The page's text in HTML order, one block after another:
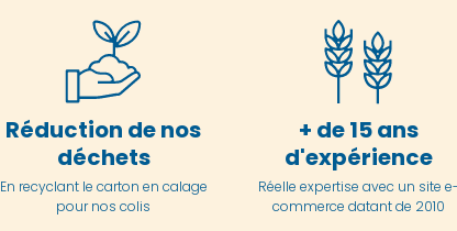
Réduction de nos
déchets
En recyclant le carton en calage
pour nos colis
+ de 15 ans
d'expérience
Réelle expertise avec un site e-
commerce datant de 2010